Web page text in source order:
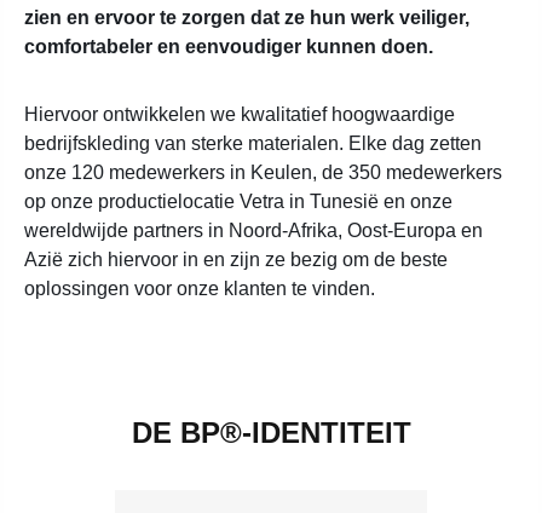
zien en ervoor te zorgen dat ze hun werk veiliger,
comfortabeler en eenvoudiger kunnen doen.
Hiervoor ontwikkelen we kwalitatief hoogwaardige
bedrijfskleding van sterke materialen. Elke dag zetten
onze 120 medewerkers in Keulen, de 350 medewerkers
op onze productielocatie Vetra in Tunesië en onze
wereldwijde partners in Noord-Afrika, Oost-Europa en
Azië zich hiervoor in en zijn ze bezig om de beste
oplossingen voor onze klanten te vinden.
DE BP®-IDENTITEIT